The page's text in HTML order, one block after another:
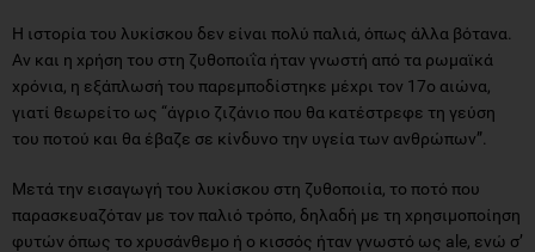
Η ιστορία του λυκίσκου δεν είναι πολύ παλιά, όπως άλλα βότανα.
Αν και η χρήση του στη ζυθοποιΐα ήταν γνωστή από τα ρωμαϊκά
χρόνια, η εξάπλωσή του παρεμποδίστηκε μέχρι τον 17ο αιώνα,
γιατί θεωρείτο ως “άγριο ζιζάνιο που θα κατέστρεφε τη γεύση
του ποτού και θα έβαζε σε κίνδυνο την υγεία των ανθρώπων”.
Μετά την εισαγωγή του λυκίσκου στη ζυθοποιία, το ποτό που
παρασκευαζόταν με τον παλιό τρόπο, δηλαδή με τη χρησιμοποίηση
φυτών όπως το χρυσάνθεμο ή ο κισσός ήταν γνωστό ως ale, ενώ σ’